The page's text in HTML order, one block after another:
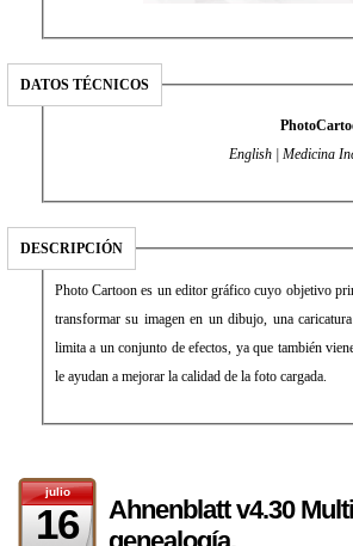
DATOS TÉCNICOS
English | Medicina
DESCRIPCIÓN
Photo Cartoon es un editor gráfico cuyo objetivo
transformar su imagen en un dibujo, una
limita a un conjunto de efectos, ya que también
le ayudan a mejorar la calidad de la foto cargada.
julio
16
Ahnenblatt v4.30